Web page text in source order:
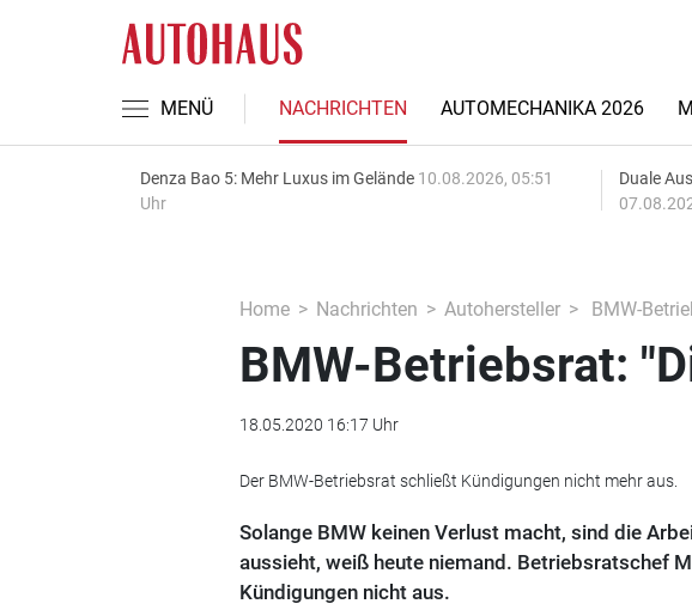
MENÜ NACHRICHTEN AUTOMECHANIKA 2026
Denza Bao 5: Mehr Luxus im Gelände 10.08.2026, 05:51
Uhr
Duale
Home Nachrichten Autohersteller BMW-
BMW-Betriebsrat:
18.05.2020 16:17 Uhr
Der BMW-Betriebsrat schließt Kündigungen nicht mehr aus.
Solange BMW keinen Verlust macht, sind die
aussieht, weiß heute niemand. Betriebsratschef
Kündigungen nicht aus.